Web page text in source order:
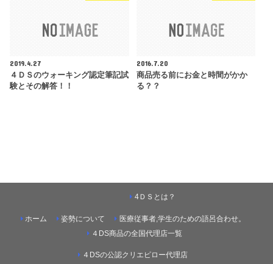
2019.4.27
４ＤＳのウォーキング認定筆記試
験とその解答！！
2016.7.20
商品売る前にお金と時間がかか
る？？
ホーム
4ＤＳとは？
姿勢について
医療従事者,学生のための語呂合わせ。
４DS商品の全国代理店一覧
４DSの公認クリエピロー代理店